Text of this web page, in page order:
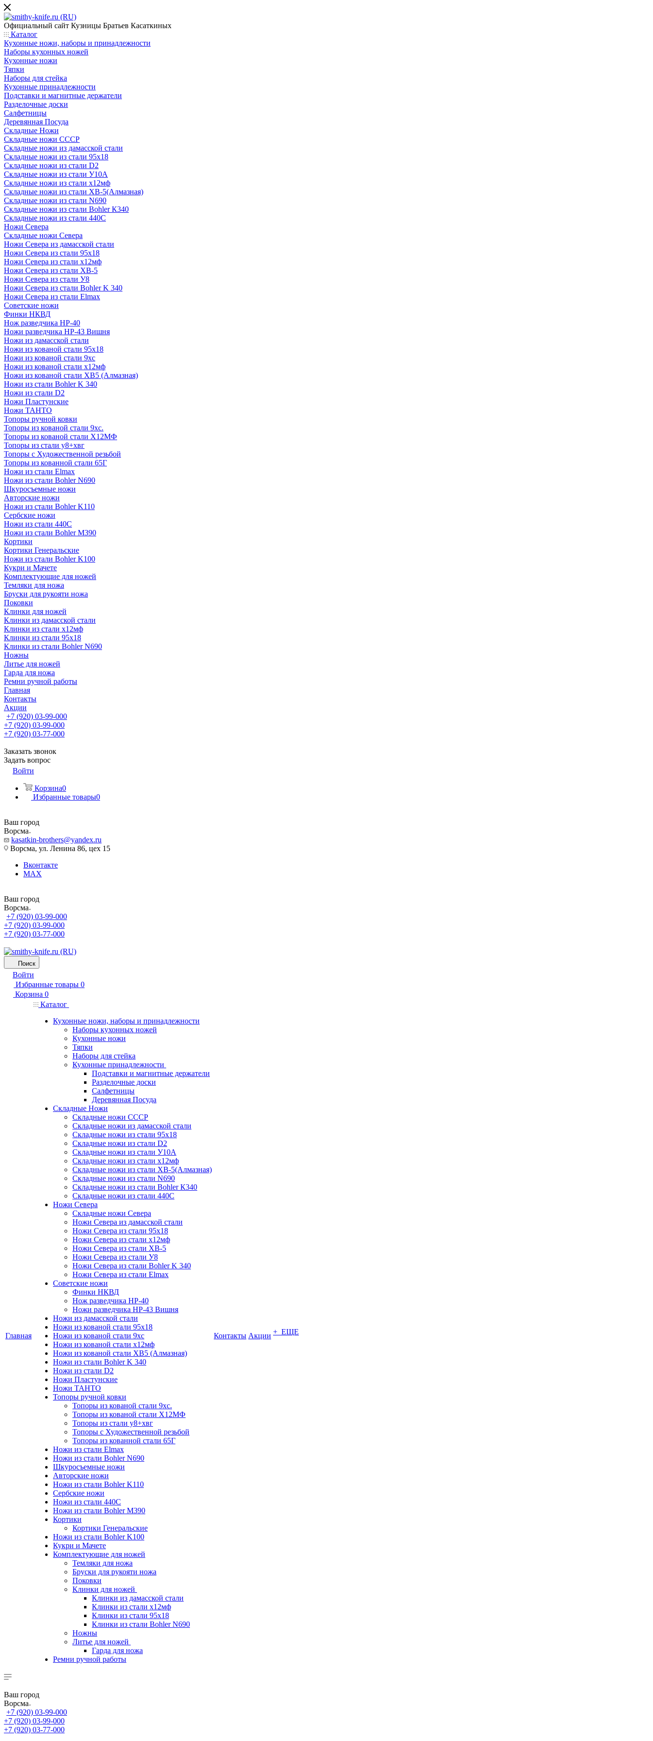
Официальный сайт Кузницы Братьев Касаткиных
Каталог
Кухонные ножи, наборы и принадлежности
Наборы кухонных ножей
Кухонные ножи
Тяпки
Наборы для стейка
Кухонные принадлежности
Подставки и магнитные держатели
Разделочные доски
Салфетницы
Деревянная Посуда
Складные Ножи
Cкладные ножи СССР
Складные ножи из дамасской стали
Складные ножи из стали 95х18
Складные ножи из стали D2
Складные ножи из стали У10А
Складные ножи из стали х12мф
Складные ножи из стали ХВ-5(Алмазная)
Складные ножи из стали N690
Складные ножи из стали Bohler К340
Складные ножи из стали 440С
Ножи Севера
Складные ножи Севера
Ножи Севера из дамасской стали
Ножи Севера из стали 95х18
Ножи Севера из стали х12мф
Ножи Севера из стали ХВ-5
Ножи Севера из стали У8
Ножи Севера из стали Bohler K 340
Ножи Севера из стали Elmax
Советские ножи
Финки НКВД
Нож разведчика НР-40
Ножи разведчика НР-43 Вишня
Ножи из дамасской стали
Ножи из кованой стали 95х18
Ножи из кованой стали 9хс
Ножи из кованой стали х12мф
Ножи из кованой стали ХВ5 (Алмазная)
Ножи из стали Bohler K 340
Ножи из стали D2
Ножи Пластунские
Ножи ТАНТО
Топоры ручной ковки
Топоры из кованой стали 9хс.
Топоры из кованой стали Х12МФ
Топоры из стали у8+хвг
Топоры с Художественной резьбой
Топоры из кованной стали 65Г
Ножи из стали Elmax
Ножи из стали Bohler N690
Шкуросъемные ножи
Авторские ножи
Ножи из стали Bohler K110
Сербские ножи
Ножи из стали 440С
Ножи из стали Bohler M390
Кортики
Кортики Генеральские
Ножи из стали Bohler K100
Кукри и Мачете
Комплектующие для ножей
Темляки для ножа
Бруски для рукояти ножа
Поковки
Клинки для ножей
Клинки из дамасской стали
Клинки из стали х12мф
Клинки из стали 95х18
Клинки из стали Bohler N690
Ножны
Литье для ножей
Гарда для ножа
Ремни ручной работы
Главная
Контакты
Акции
+7 (920) 03-99-000
+7 (920) 03-99-000
+7 (920) 03-77-000
Заказать звонок
Задать вопрос
Войти
Корзина0
Избранные товары0
Ваш город
Ворсма
kasatkin-brothers@yandex.ru
Ворсма, ул. Ленина 86, цех 15
Вконтакте
MAX
Ваш город
Ворсма
+7 (920) 03-99-000
+7 (920) 03-99-000
+7 (920) 03-77-000
Поиск
Войти
Избранные товары 0
Корзина 0
Главная
Каталог
Кухонные ножи, наборы и принадлежности
Наборы кухонных ножей
Кухонные ножи
Тяпки
Наборы для стейка
Кухонные принадлежности
Подставки и магнитные держатели
Разделочные доски
Салфетницы
Деревянная Посуда
Складные Ножи
Cкладные ножи СССР
Складные ножи из дамасской стали
Складные ножи из стали 95х18
Складные ножи из стали D2
Складные ножи из стали У10А
Складные ножи из стали х12мф
Складные ножи из стали ХВ-5(Алмазная)
Складные ножи из стали N690
Складные ножи из стали Bohler К340
Складные ножи из стали 440С
Ножи Севера
Складные ножи Севера
Ножи Севера из дамасской стали
Ножи Севера из стали 95х18
Ножи Севера из стали х12мф
Ножи Севера из стали ХВ-5
Ножи Севера из стали У8
Ножи Севера из стали Bohler K 340
Ножи Севера из стали Elmax
Советские ножи
Финки НКВД
Нож разведчика НР-40
Ножи разведчика НР-43 Вишня
Ножи из дамасской стали
Ножи из кованой стали 95х18
Ножи из кованой стали 9хс
Ножи из кованой стали х12мф
Ножи из кованой стали ХВ5 (Алмазная)
Ножи из стали Bohler K 340
Ножи из стали D2
Ножи Пластунские
Ножи ТАНТО
Топоры ручной ковки
Топоры из кованой стали 9хс.
Топоры из кованой стали Х12МФ
Топоры из стали у8+хвг
Топоры с Художественной резьбой
Топоры из кованной стали 65Г
Ножи из стали Elmax
Ножи из стали Bohler N690
Шкуросъемные ножи
Авторские ножи
Ножи из стали Bohler K110
Сербские ножи
Ножи из стали 440С
Ножи из стали Bohler M390
Кортики
Кортики Генеральские
Ножи из стали Bohler K100
Кукри и Мачете
Комплектующие для ножей
Темляки для ножа
Бруски для рукояти ножа
Поковки
Клинки для ножей
Клинки из дамасской стали
Клинки из стали х12мф
Клинки из стали 95х18
Клинки из стали Bohler N690
Ножны
Литье для ножей
Гарда для ножа
Ремни ручной работы
Контакты Акции + ЕЩЕ
Ваш город
Ворсма
+7 (920) 03-99-000
+7 (920) 03-99-000
+7 (920) 03-77-000